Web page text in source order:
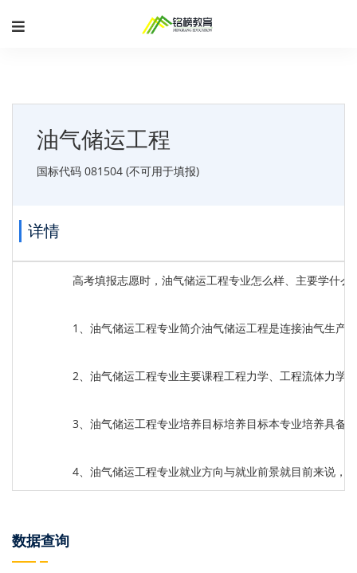
油气储运工程
国标代码 081504 (不可用于填报)
详情
高考填报志愿时，油气储运工程专业怎么样、主要学什
1、油气储运工程专业简介油气储运工程是连接油气生产
2、油气储运工程专业主要课程工程力学、工程流体力学
3、油气储运工程专业培养目标培养目标本专业培养具备
4、油气储运工程专业就业方向与就业前景就目前来说，
数据查询